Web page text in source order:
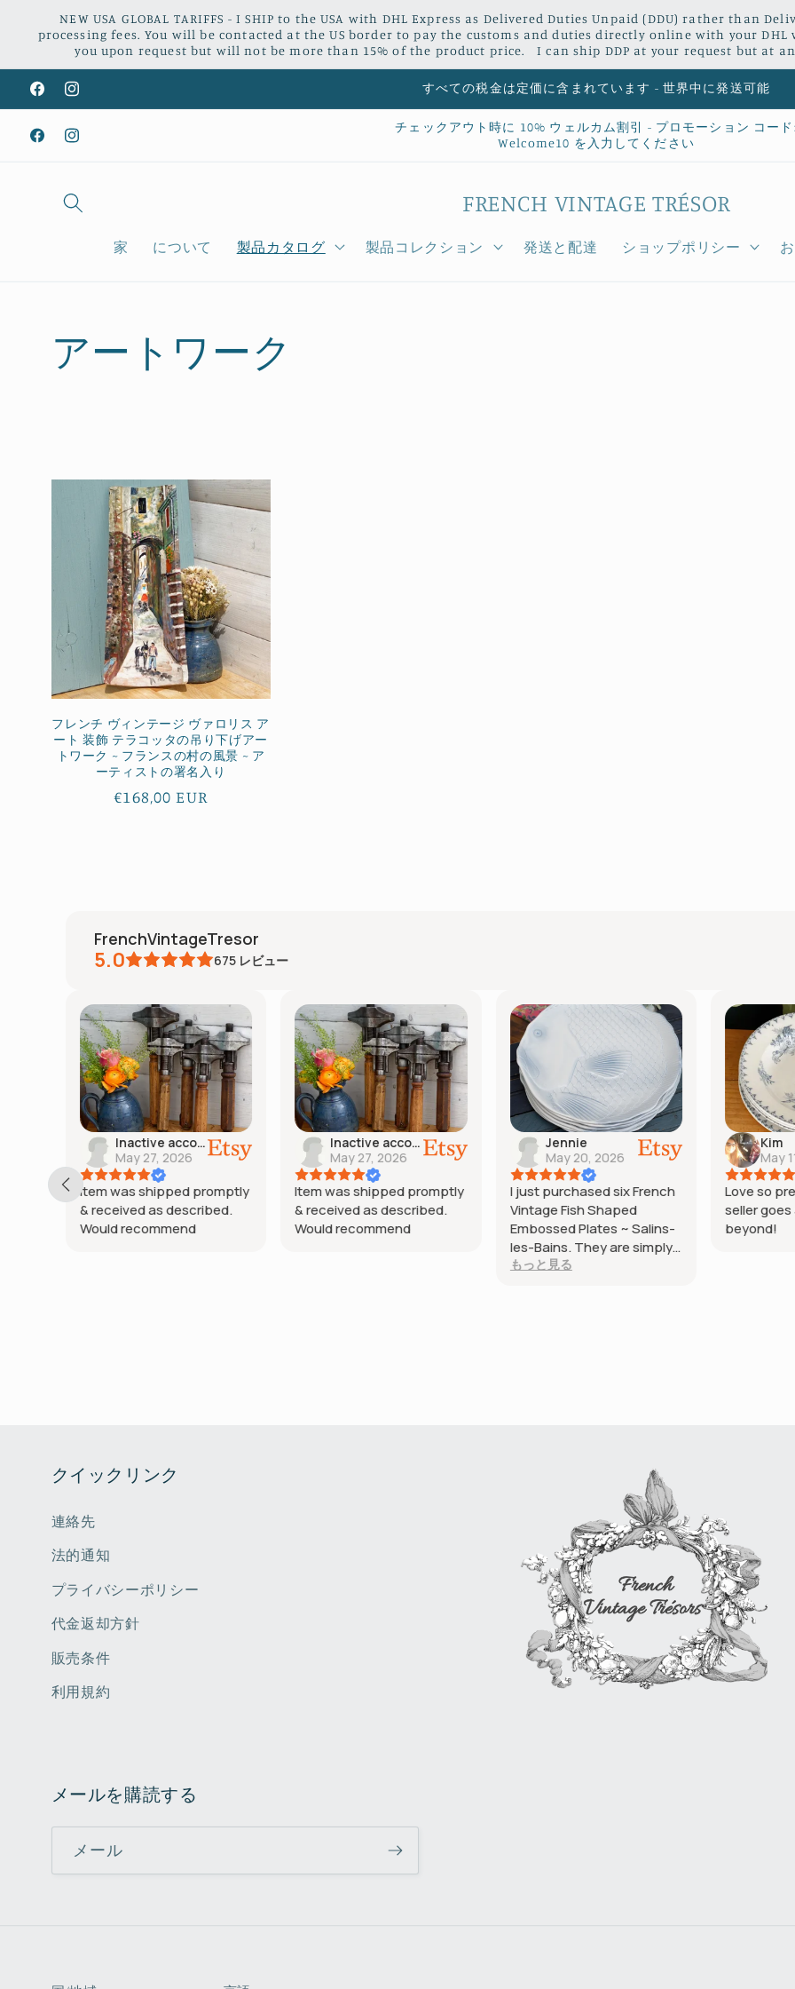
ンツに
進む
NEW USA GLOBAL TARIFFS - I SHIP to the USA with DHL Express as Delivered Duties Unpaid (DDU) rather than
processing fees. You will be contacted at the US border to pay the customs and duties directly online with your
you upon request but will not be more than 15% of the product price. I can ship DDP at your request but at
FacebookInstagram
すべての税金は定価に含まれています - 世界中に発送可能
FacebookInstagram
チェックアウト時に 10% ウェルカム割引 - プロモーション コード:
Welcome10 を入力してください
FRENCH VINTAGE TRÉSOR
家 について 製品カタログ 製品コレクション 発送と配達 ショップポリシー
コ
ョ
ン
:
アートワーク
フレンチ ヴィンテージ ヴァロリス ア
ート 装飾 テラコッタの吊り下げアー
トワーク ~ フランスの村の風景 ~ ア
ーティストの署名入り
通
€168,00 EUR
FrenchVintageTresor
5.0 675 レビュー
Inactive account
May 27, 2026
Item was shipped promptly
& received as described.
Would recommend
Inactive account
May 27, 2026
Item was shipped promptly
& received as described.
Would recommend
Jennie
May 20, 2026
I just purchased six French
Vintage Fish Shaped
Embossed Plates ~ Salins-
les-Bains. They are simply
exquisite. They were
もっと見る
Kim
May
Love so
seller
beyond!
クイックリンク
連絡先
法的通知
プライバシーポリシー
代金返却方針
販売条件
利用規約
メールを購読する
メール